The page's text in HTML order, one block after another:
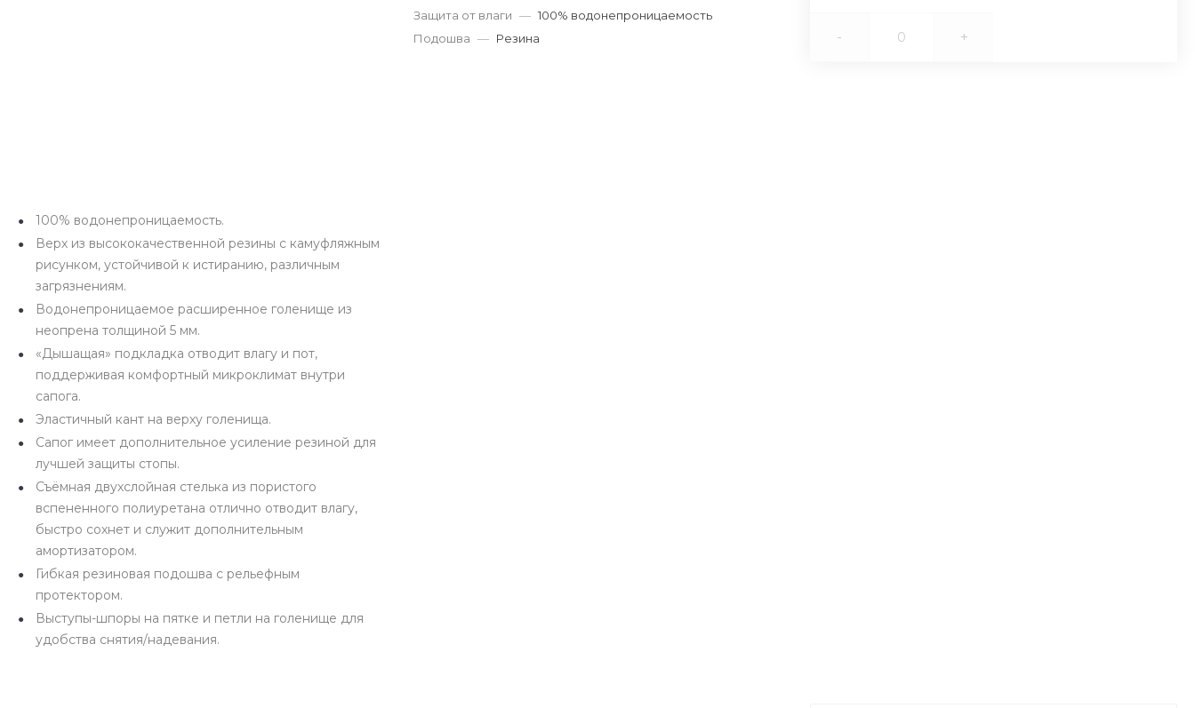
100% водонепроницаемость.
Верх из высококачественной резины с камуфляжным
рисунком, устойчивой к истиранию, различным
загрязнениям.
Водонепроницаемое расширенное голенище из
неопрена толщиной 5 мм.
«Дышащая» подкладка отводит влагу и пот,
поддерживая комфортный микроклимат внутри
сапога.
Эластичный кант на верху голенища.
Сапог имеет дополнительное усиление резиной для
лучшей защиты стопы.
Съёмная двухслойная стелька из пористого
вспененного полиуретана отлично отводит влагу,
быстро сохнет и служит дополнительным
амортизатором.
Гибкая резиновая подошва с рельефным
протектором.
Выступы-шпоры на пятке и петли на голенище для
удобства снятия/надевания.
Защита от влаги — 100% водонепроницаемость
Подошва — Резина - +